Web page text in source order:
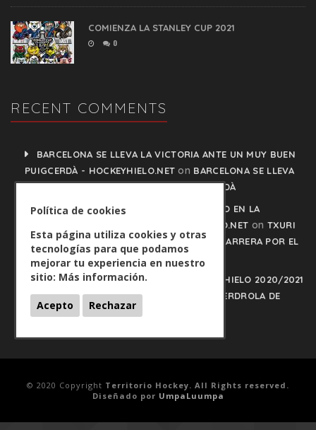
COMIENZA LA STANLEY CUP 2021
0
RECENT COMMENTS
BARCELONA SE LLEVA LA VICTORIA ANTE UN MUY BUEN
PUIGCERDÀ - HOCKEYHIELO.NET on BARCELONA SE LLEVA
LA VICTORIA ANTE UN MUY BUEN PUIGCERDÀ
TXURI URDIN Y JACA NO PISAN EL FRENO EN LA
CARRERA POR EL LIDERATO - HOCKEYHIELO.NET on TXURI
URDIN Y JACA NO PISAN EL FRENO EN LA CARRERA POR EL
LIDERATO
PLAY OFFS LIGA IBERDROLA DE HOCKEY HIELO 2020/2021
- HOCKEYHIELO.NETonPLAY OFFS LIGA IBERDROLA DE
HOCKEY HIELO 2020/2021
© 2020 Copyright Territorio Hockey. All Rights reserved.
Diseñado por UmpaLuumpa
Política de cookies
Esta página utiliza cookies y otras
tecnologías para que podamos
mejorar tu experiencia en nuestro
sitio: Más información.
Acepto Rechazar